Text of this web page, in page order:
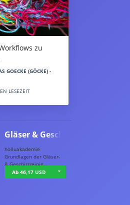
zu
GOECKE (GÖCKE) -
LESEZEIT
Gläser & Geschi…
holluakademie
Grundlagen der Gläser-
& Geschirrreinig…
Ab 46,17 USD